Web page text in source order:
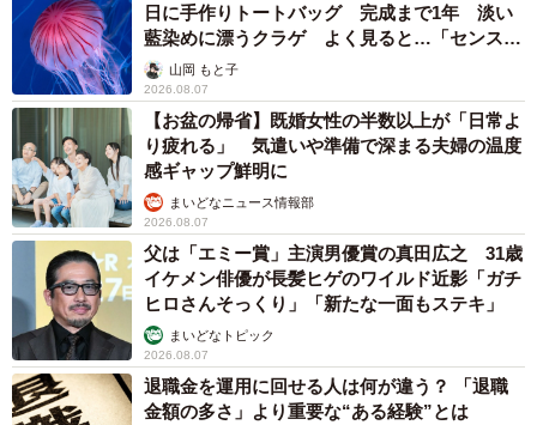
日に手作りトートバッグ 完成まで1年 淡い
藍染めに漂うクラゲ よく見ると…「センスす
ごい」山岡 もと子
2026.08.07
【お盆の帰省】既婚女性の半数以上が「日常よ
り疲れる」 気遣いや準備で深まる夫婦の温度
感ギャップ鮮明に
まいどなニュース情報部
2026.08.07
父は「エミー賞」主演男優賞の真田広之 31歳
イケメン俳優が長髪ヒゲのワイルド近影「ガチ
ヒロさんそっくり」「新たな一面もステキ」
まいどなトピック
2026.08.07
退職金を運用に回せる人は何が違う？ 「退職
金額の多さ」より重要な“ある経験”とは